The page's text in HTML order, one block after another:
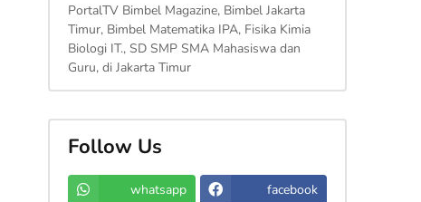
PortalTV Bimbel Magazine, Bimbel Jakarta
Timur, Bimbel Matematika IPA, Fisika Kimia
Biologi IT., SD SMP SMA Mahasiswa dan
Guru, di Jakarta Timur
Follow Us
whatsapp facebook